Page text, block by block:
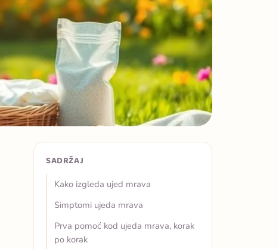
SADRŽAJ
Kako izgleda ujed mrava
Simptomi ujeda mrava
Prva pomoć kod ujeda mrava, korak
po korak